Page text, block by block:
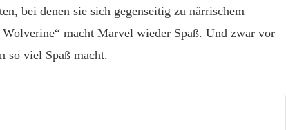
bei denen sie sich gegenseitig zu närrischem
macht Marvel wieder Spaß. Und zwar vor
so viel Spaß macht.